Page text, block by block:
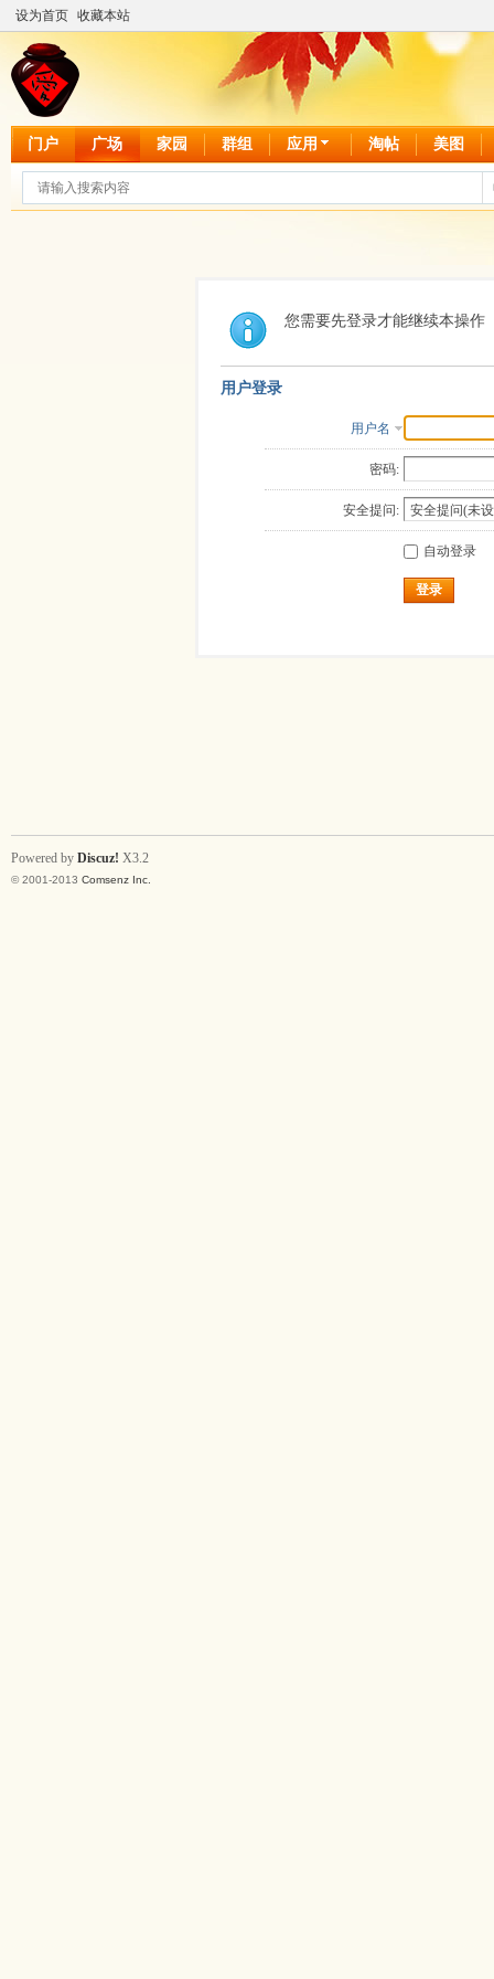
设为首页 收藏本站
门户 广场 家园 群组 应用 淘帖 美图
您需要先登录才能继续本操作
用户登录
用户名
密码:
安全提问:
自动登录
登录
Powered by Discuz! X3.2
© 2001-2013 Comsenz Inc.